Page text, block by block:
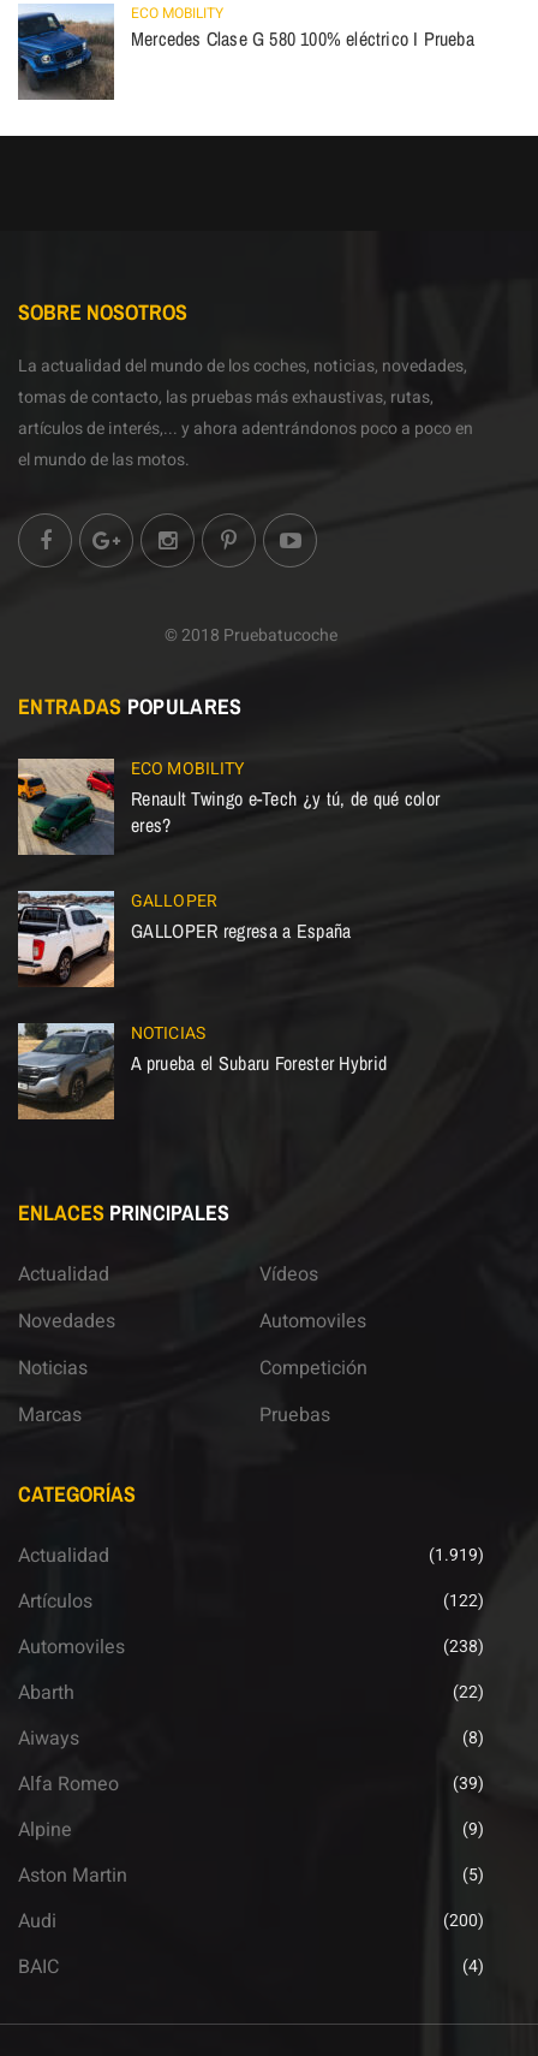
ECO MOBILITY
Mercedes Clase G 580 100% eléctrico I Prueba
SOBRE NOSOTROS
La actualidad del mundo de los coches, noticias, novedades,
tomas de contacto, las pruebas más exhaustivas, rutas,
artículos de interés,... y ahora adentrándonos poco a poco en
el mundo de las motos.
© 2018 Pruebatucoche
ENTRADAS POPULARES
ECO MOBILITY
Renault Twingo e-Tech ¿y tú, de qué color
eres?
GALLOPER
GALLOPER regresa a España
NOTICIAS
A prueba el Subaru Forester Hybrid
ENLACES PRINCIPALES
Actualidad
Novedades
Noticias
Marcas
Vídeos
Automoviles
Competición
Pruebas
CATEGORÍAS
Actualidad (1.919)
Artículos (122)
Automoviles (238)
Abarth (22)
Aiways (8)
Alfa Romeo (39)
Alpine (9)
Aston Martin (5)
Audi (200)
BAIC (4)